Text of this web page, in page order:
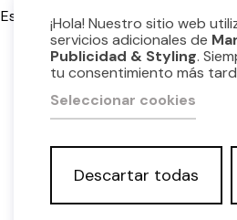
Espacio accesible¡Hola! Nuestro sitio web
servicios adicionales de
Publicidad & Styling.
tu consentimiento más
Seleccionar cookies
Descartar todas